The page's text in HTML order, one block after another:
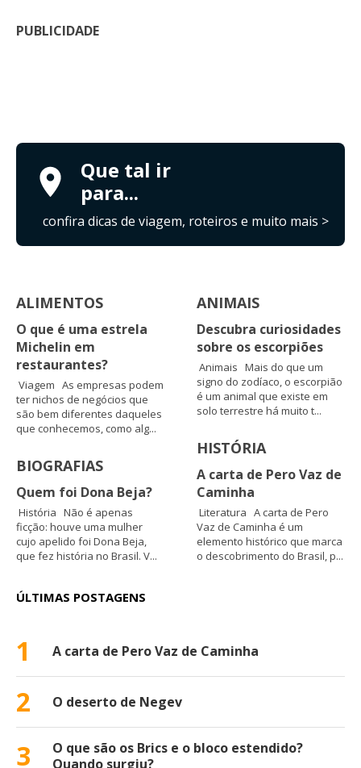
PUBLICIDADE
Que tal ir
para...
confira dicas de viagem, roteiros e muito mais >
ALIMENTOS
O que é uma estrela
Michelin em
restaurantes?
Viagem As empresas podem
ter nichos de negócios que
são bem diferentes daqueles
que conhecemos, como alg...
BIOGRAFIAS
Quem foi Dona Beja?
História Não é apenas
ficção: houve uma mulher
cujo apelido foi Dona Beja,
que fez história no Brasil. V...
ANIMAIS
Descubra curiosidades
sobre os escorpiões
Animais Mais do que um
signo do zodíaco, o escorpião
é um animal que existe em
solo terrestre há muito t...
HISTÓRIA
A carta de Pero Vaz de
Caminha
Literatura A carta de Pero
Vaz de Caminha é um
elemento histórico que marca
o descobrimento do Brasil, p...
ÚLTIMAS POSTAGENS
1 A carta de Pero Vaz de Caminha
2 O deserto de Negev
3
O que são os Brics e o bloco estendido?
Quando surgiu?